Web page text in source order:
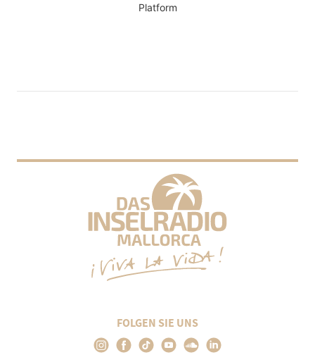
Platform
FOLGEN SIE UNS